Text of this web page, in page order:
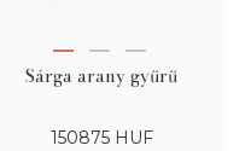
Sárga arany gyűrű
150875 HUF